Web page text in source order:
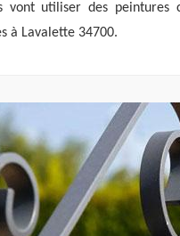
vont utiliser des peintures
à Lavalette 34700.